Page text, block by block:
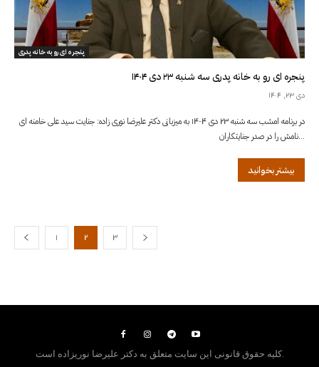
پنجره ای رو به خانه پدری
پنجره ای رو به خانه پدری سه شنبه ۲۳ دی ۱۴۰۴
دی ۲۳, ۱۴۰۴
در برنامه امشب سه شنبه ۲۳ دی ۱۴۰۴ به میزبانی دکتر علیرضا نوری زاده: جنایت سید علی خامنه ای
نامش را در صدر جنایتکاران...
بیشتر بخوانید
۱ ۲ ۳
کلیه حقوق قانونی این سایت متعلق به دکتر علیرضا نوریزاده است.